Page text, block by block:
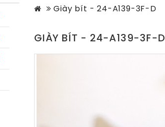
Giày bít - 24-A139-3F-D
GIÀY BÍT - 24-A139-3F-D